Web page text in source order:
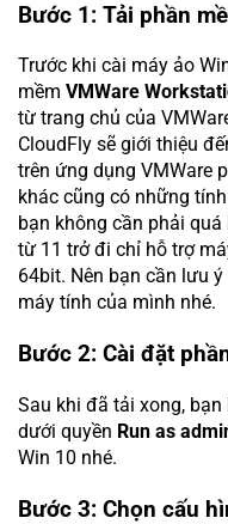
Bước 1: Tải phần
Trước khi cài máy ảo
mềm VMWare
từ trang chủ của
CloudFly sẽ giới thiệu
trên ứng dụng VMWare
khác cũng có những
bạn không cần phải
từ 11 trở đi chỉ hỗ trợ
64bit. Nên bạn cần lưu
máy tính của mình nhé.
Bước 2: Cài đặt
Sau khi đã tải xong,
dưới quyền Run as
Win 10 nhé.
Bước 3: Chọn cấu